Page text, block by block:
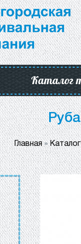
Каталог
Главная»